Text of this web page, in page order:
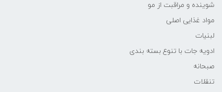
شوینده و مراقبت از مو
مواد غذایی اصلی
لبنیات
ادویه جات با تنوع بسته بندی
صبحانه
تنقلات